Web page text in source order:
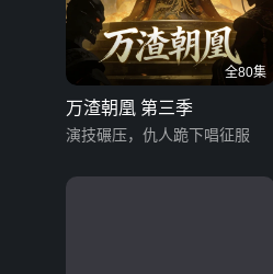
全80集
万渣朝凰 第三季
演技碾压，仇人跪下唱征服